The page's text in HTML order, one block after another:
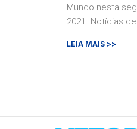
Mundo nesta
2021. Notícias de
LEIA MAIS >>